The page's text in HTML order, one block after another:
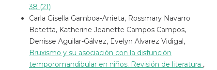
38 (21)
Carla Gisella Gamboa-Arrieta, Rossmary Navarro
Betetta, Katherine Jeanette Campos Campos,
Denisse Aguilar-Gálvez, Evelyn Alvarez Vidigal,
Bruxismo y su asociación con la disfunción
temporomandibular en niños. Revisión de literatura ,